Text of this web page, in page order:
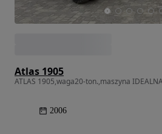
Atlas 1905
ATLAS 1905,waga20-ton.,maszyna
2006